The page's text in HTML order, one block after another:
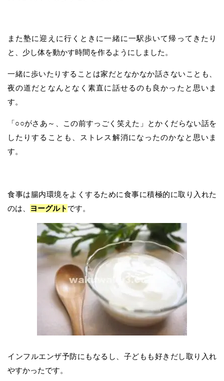
また塾に迎えに行くときに一緒に一駅歩いて帰ってきたり
と、少し体を動かす時間を作るようにしました。
一緒に歩いたりすることは家だとなかなか話さないことも、
夜の道だとなんとなく素直に話せるのも良かったと思いま
す。
「○○がさあ～、この前すっごく笑えた」とかくだらない話を
したりすることも、ストレス解消になったのかなと思いま
す。
食事は腸内環境をよくするために食事に積極的に取り入れた
のは、
ヨーグルト です。
インフルエンザ予防にもなるし、子どもも好きだし取り入れ
やすかったです。